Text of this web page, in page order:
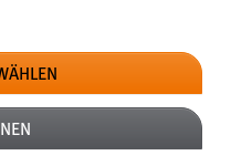
SUCHEN